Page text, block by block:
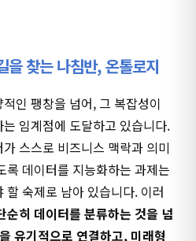
을 찾는 나침반, 온톨로지
인 팽창을 넘어, 그 복잡성이
임계점에 도달하고 있습니다.
스스로 비즈니스 맥락과 의미
록 데이터를 지능화하는 과제는
할 숙제로 남아 있습니다. 이러
순히 데이터를 분류하는 것을 넘
유기적으로 연결하고, 미래형